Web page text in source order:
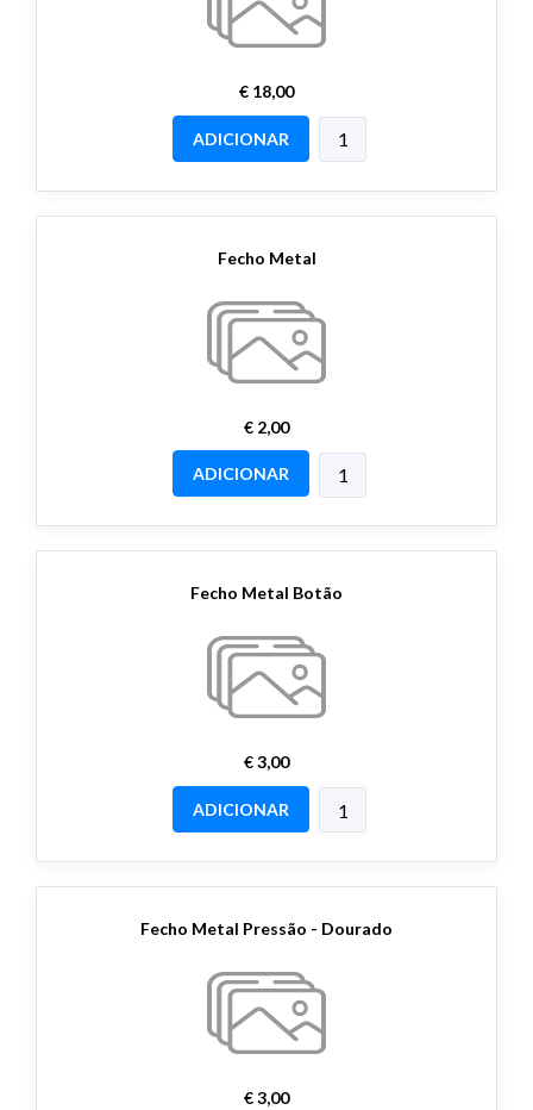
€ 18,00
ADICIONAR
Fecho Metal
€ 2,00
ADICIONAR
Fecho Metal Botão
€ 3,00
ADICIONAR
Fecho Metal Pressão - Dourado
€ 3,00